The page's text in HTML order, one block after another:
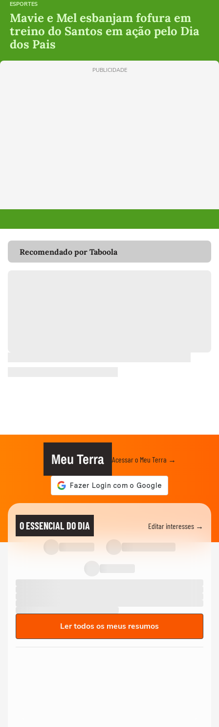
ESPORTES
Mavie e Mel esbanjam fofura em
treino do Santos em ação pelo Dia
dos Pais
PUBLICIDADE
Recomendado por Taboola
Meu Terra Acessar o Meu Terra →
O ESSENCIAL DO DIA Editar interesses →
Ler todos os meus resumos